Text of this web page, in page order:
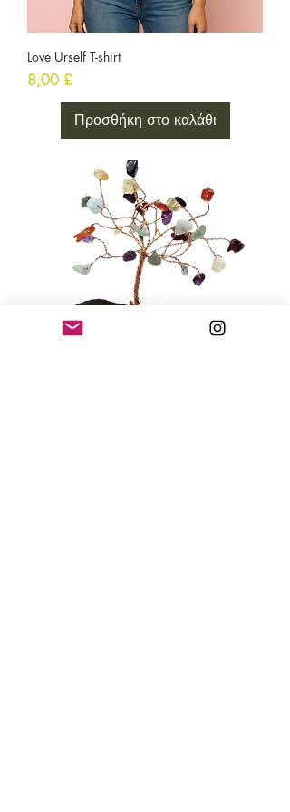
Love Urself T-shirt
Τιμή
8,00 £
Προσθήκη στο καλάθι